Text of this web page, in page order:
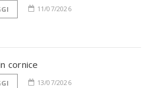
11/07/2026
cornice
13/07/2026